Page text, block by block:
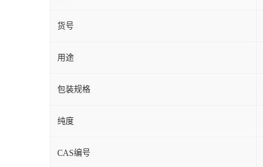
货号
用途
包装规格
纯度
CAS编号